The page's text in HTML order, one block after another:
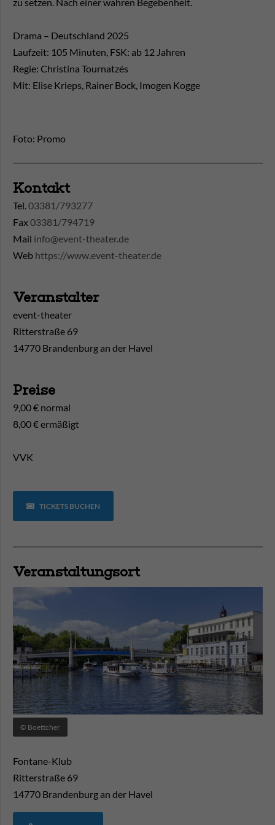
zu setzen. Nach einer wahren Begebenheit.
Drama – Deutschland 2025
Laufzeit: 105 Minuten, FSK: ab 12 Jahren
Regie: Christina Tournatzés
Mit: Elise Krieps, Rainer Bock, Imogen Kogge
Foto: Promo
Kontakt
Tel.03381/793277
Fax03381/794719
Mail info@event-theater.de
Web https://www.event-theater.de
Veranstalter
event-theater
Ritterstraße 69
14770 Brandenburg an der Havel
Preise
9,00 € normal
8,00 € ermäßigt
VVK
TICKETS BUCHEN
Veranstaltungsort
© Boettcher
Fontane-Klub
Ritterstraße 69
14770 Brandenburg an der Havel